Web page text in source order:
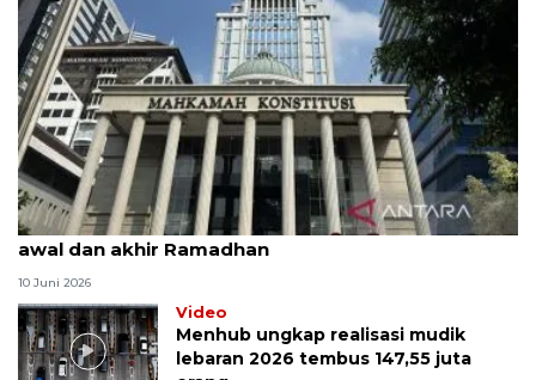
MK uji materi UU Peradilan Agama perihal isbat
awal dan akhir Ramadhan
10 Juni 2026
Video
Menhub ungkap realisasi mudik
lebaran 2026 tembus 147,55 juta